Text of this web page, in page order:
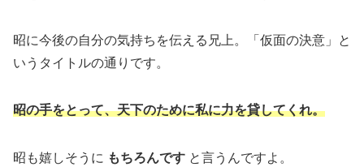
昭に今後の自分の気持ちを伝える兄上。「仮面の決意」と
いうタイトルの通りです。
昭の手をとって、天下のために私に力を貸してくれ。
昭も嬉しそうに もちろんです と言うんですよ。